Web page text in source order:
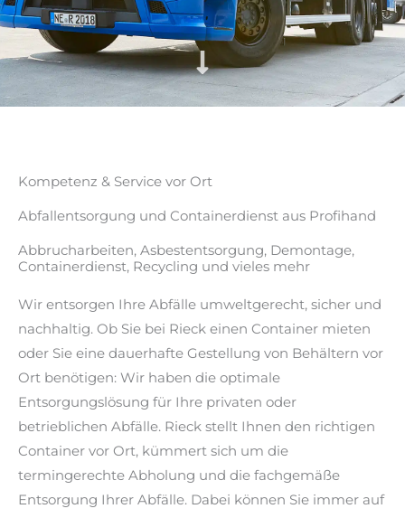
Kompetenz & Service vor Ort
Abfallentsorgung und Containerdienst aus Profihand
Abbrucharbeiten, Asbestentsorgung, Demontage,
Containerdienst, Recycling und vieles mehr
Wir entsorgen Ihre Abfälle umweltgerecht, sicher und
nachhaltig. Ob Sie bei Rieck einen Container mieten
oder Sie eine dauerhafte Gestellung von Behältern vor
Ort benötigen: Wir haben die optimale
Entsorgungslösung für Ihre privaten oder
betrieblichen Abfälle. Rieck stellt Ihnen den richtigen
Container vor Ort, kümmert sich um die
termingerechte Abholung und die fachgemäße
Entsorgung Ihrer Abfälle. Dabei können Sie immer auf